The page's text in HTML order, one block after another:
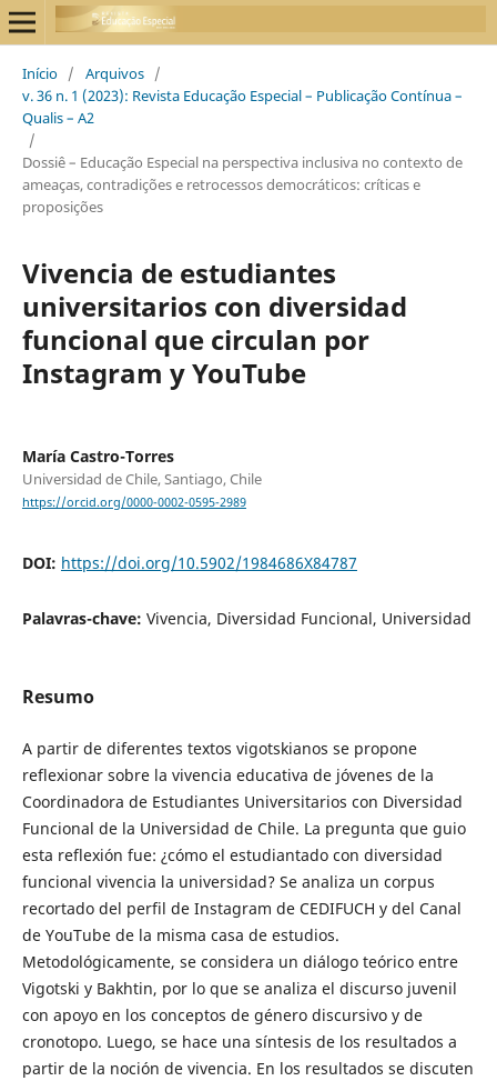
Início / Arquivos /
v. 36 n. 1 (2023): Revista Educação Especial – Publicação Contínua –
Qualis – A2
/
Dossiê – Educação Especial na perspectiva inclusiva no contexto de
ameaças, contradições e retrocessos democráticos: críticas e
proposições
Vivencia de estudiantes
universitarios con diversidad
funcional que circulan por
Instagram y YouTube
María Castro-Torres
Universidad de Chile, Santiago, Chile
https://orcid.org/0000-0002-0595-2989
DOI: https://doi.org/10.5902/1984686X84787
Palavras-chave: Vivencia, Diversidad Funcional, Universidad
Resumo
A partir de diferentes textos vigotskianos se propone
reflexionar sobre la vivencia educativa de jóvenes de la
Coordinadora de Estudiantes Universitarios con Diversidad
Funcional de la Universidad de Chile. La pregunta que guio
esta reflexión fue: ¿cómo el estudiantado con diversidad
funcional vivencia la universidad? Se analiza un corpus
recortado del perfil de Instagram de CEDIFUCH y del Canal
de YouTube de la misma casa de estudios.
Metodológicamente, se considera un diálogo teórico entre
Vigotski y Bakhtin, por lo que se analiza el discurso juvenil
con apoyo en los conceptos de género discursivo y de
cronotopo. Luego, se hace una síntesis de los resultados a
partir de la noción de vivencia. En los resultados se discuten